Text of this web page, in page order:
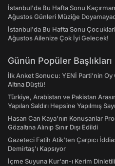
İstanbul'da Bu Hafta Sonu
Ağustos Günleri Müziğe
İstanbul'da Bu Hafta Sonu
Ağustos Ailenize Çok İyi Gelecek!
Günün Popüler Başlıkları
İlk Anket Sonucu: YENİ Parti'nin Oy
Altına Düştü!
Türkiye, Arabistan ve Pakistan
Yapılan Saldırı Hepsine Yapılmış
Hasan Can Kaya’nın Konuşanlar
Gözaltına Alınıp Sınır Dışı Edildi
Gazeteci Fatih Atik'ten Çarpıcı
Demirtaş'ı Kapsıyor
İçme Suyuna Kur'an-ı Kerim